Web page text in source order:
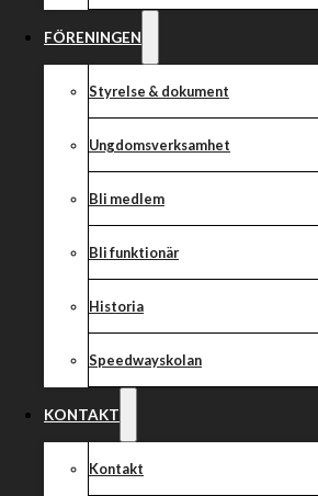
FÖRENINGEN
Styrelse & dokument
Ungdomsverksamhet
Bli medlem
Bli funktionär
Historia
Speedwayskolan
KONTAKT
Kontakt